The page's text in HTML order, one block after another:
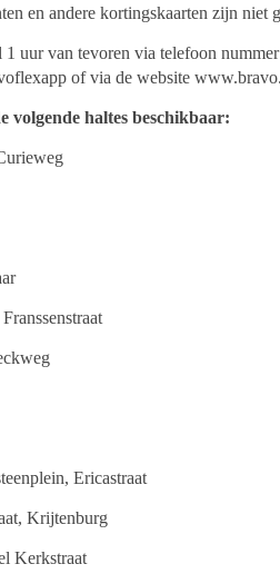
en andere kortingskaarten zijn niet
1 uur van tevoren via telefoon
of via de website
volgende haltes beschikbaar:
Ericastraat
Krijtenburg
Kerkstraat